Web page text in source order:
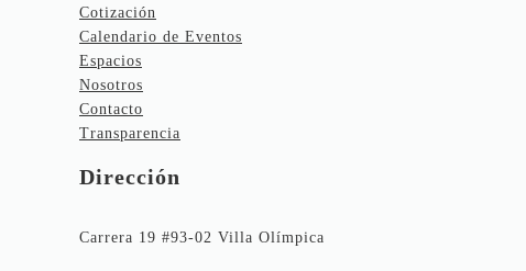
Cotización
Calendario de Eventos
Espacios
Nosotros
Contacto
Transparencia
Dirección
Carrera 19 #93-02 Villa Olímpica